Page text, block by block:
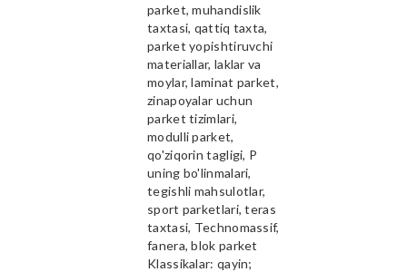
parket, muhandislik
taxtasi, qattiq taxta,
parket yopishtiruvchi
materiallar, laklar va
moylar, laminat parket,
zinapoyalar uchun
parket tizimlari,
modulli parket,
qo'ziqorin tagligi, P
uning bo'linmalari,
tegishli mahsulotlar,
sport parketlari, teras
taxtasi, Technomassif,
fanera, blok parket
Klassikalar: qayin;